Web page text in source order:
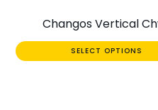
Changos Vertical
SELECT OPTIONS